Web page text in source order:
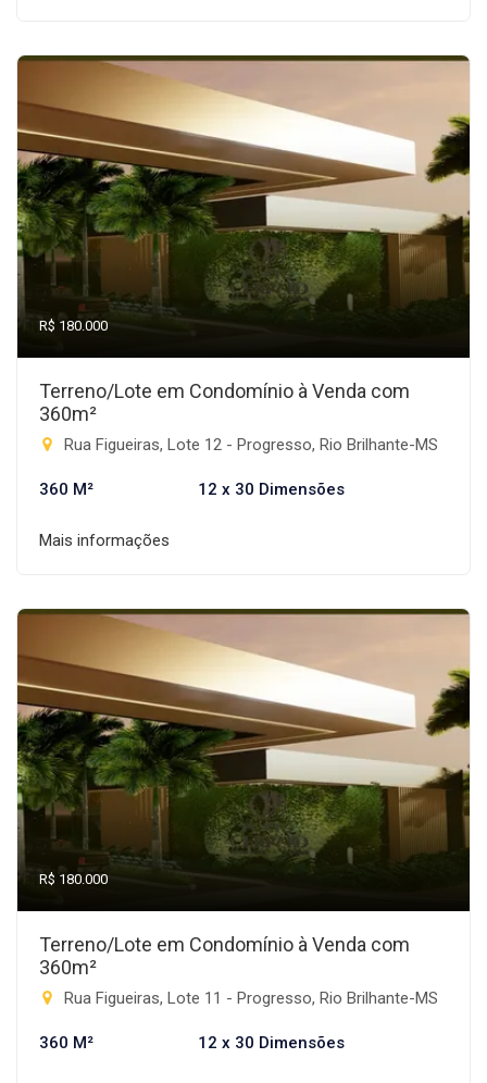
R$ 180.000
Terreno/Lote em Condomínio à Venda com
360m²
Rua Figueiras, Lote 12 - Progresso, Rio Brilhante-MS
360 M² 12 x 30 Dimensões
Mais informações
R$ 180.000
Terreno/Lote em Condomínio à Venda com
360m²
Rua Figueiras, Lote 11 - Progresso, Rio Brilhante-MS
360 M² 12 x 30 Dimensões